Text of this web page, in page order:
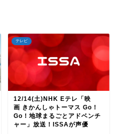
テレビ
12/14(土)NHK Eテレ「映
画 きかんしゃトーマス Go！
Go！地球まるごとアドベンチ
ャー」放送！ISSAが声優